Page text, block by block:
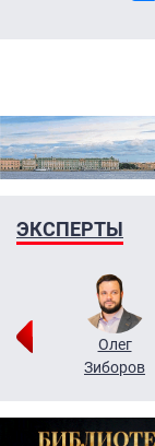
ЭКСПЕРТЫ
Олег
Зиборов